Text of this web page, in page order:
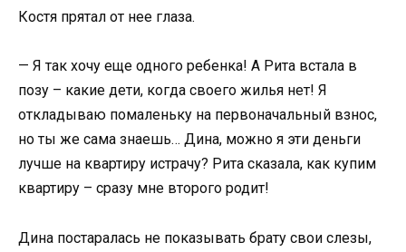
Костя прятал от нее глаза.
— Я так хочу еще одного ребенка! А Рита встала в
позу – какие дети, когда своего жилья нет! Я
откладываю помаленьку на первоначальный взнос,
но ты же сама знаешь… Дина, можно я эти деньги
лучше на квартиру истрачу? Рита сказала, как купим
квартиру – сразу мне второго родит!
Дина постаралась не показывать брату свои слезы,